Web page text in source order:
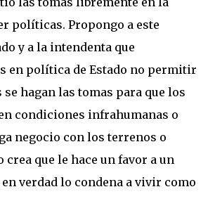
políticas. Propongo a este
y a la intendenta que
en política de Estado no permitir
se hagan las tomas para que los
condiciones infrahumanas o
negocio con los terrenos o
que le hace un favor a un
verdad lo condena a vivir como